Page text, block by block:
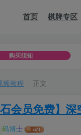
首页 棋牌专区
购买须知
如用于违法用途，
频教程 正文
石会员免费】
码博士